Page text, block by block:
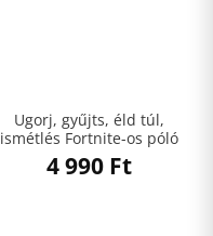
Ugorj, gyűjts, éld túl,
ismétlés Fortnite-os póló
4 990 Ft